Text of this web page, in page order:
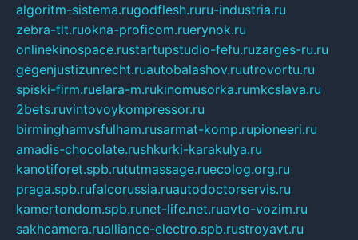
algoritm-sistema.rugodflesh.ruru-industria.ru
zebra-tlt.ruokna-proficom.ruerynok.ru
onlinekinospace.rustartupstudio-fefu.ruzarges-ru.ru
gegenjustizunrecht.ruautobalashov.ruutrovortu.ru
spiski-firm.ruelara-m.rukinomusorka.rumkcslava.ru
2bets.ruvintovoykompressor.ru
birminghamvsfulham.rusarmat-komp.rupioneeri.ru
amadis-chocolate.rushkurki-karakulya.ru
kanotiforet.spb.rututmassage.ruecolog.org.ru
praga.spb.rufalcorussia.ruautodoctorservis.ru
kamertondom.spb.runet-life.net.ruavto-vozim.ru
sakhcamera.rualliance-electro.spb.rustroyavt.ru